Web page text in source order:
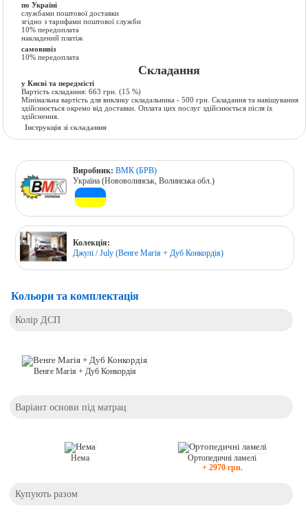
по Україні
службами поштової доставки
згідно з тарифами поштової служби
10% передоплата
накладений платіж
самовивіз
10% передоплата
Складання
у Києві та передмісті
Вартість складання:663 грн. (15 %)
Мінімальна вартість для виклику складальника - 500 грн. Складання та навішування
здійснюється окремо від доставки. Оплата цих послуг здійснюється після їх
здійснення.
Інструкція зі складання
Виробник:ВМК (БРВ)
Україна (Нововолинськ, Волинська обл.)
Колекція:
Джулі / July (Венге Магія + Дуб Конкордія)
Кольори та комплектація
Колір ДСП
Венге Магія + Дуб Конкордія
Варіант основи під матрац
Нема
Ортопедичні ламелі
+ 2970 грн.
Купують разом